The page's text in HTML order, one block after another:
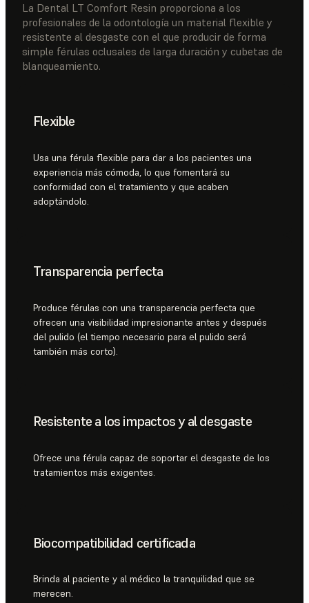
La Dental LT Comfort Resin proporciona a los
profesionales de la odontología un material flexible y
resistente al desgaste con el que producir de forma
simple férulas oclusales de larga duración y cubetas de
blanqueamiento.
Flexible
Usa una férula flexible para dar a los pacientes una
experiencia más cómoda, lo que fomentará su
conformidad con el tratamiento y que acaben
adoptándolo.
Transparencia perfecta
Produce férulas con una transparencia perfecta que
ofrecen una visibilidad impresionante antes y después
del pulido (el tiempo necesario para el pulido será
también más corto).
Resistente a los impactos y al desgaste
Ofrece una férula capaz de soportar el desgaste de los
tratamientos más exigentes.
Biocompatibilidad certificada
Brinda al paciente y al médico la tranquilidad que se
merecen.